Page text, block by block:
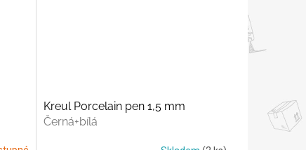
Kreul Porcelain pen 1,5 mm
Černá+bílá